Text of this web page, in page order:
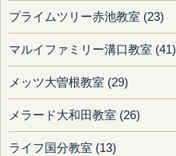
プライムツリー赤池教室 (23)
マルイファミリー溝口教室 (41)
メッツ大曽根教室 (29)
メラード大和田教室 (26)
ライフ国分教室 (13)